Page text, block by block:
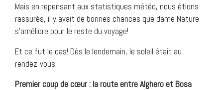
Mais en repensant aux statistiques météo, nous étions
rassurés, il y avait de bonnes chances que dame Nature
s’améliore pour le reste du voyage!
Et ce fut le cas! Dès le lendemain, le soleil était au
rendez-vous.
Premier coup de cœur : la route entre Alghero et Bosa